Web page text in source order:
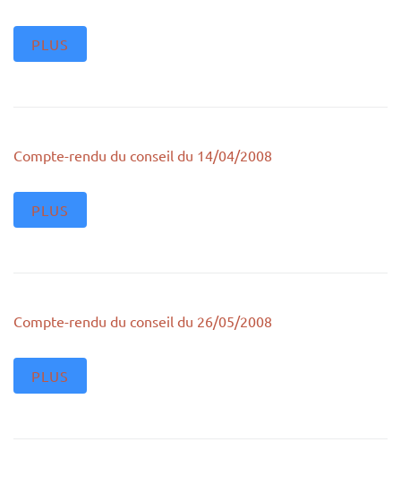
PLUS
Compte-rendu du conseil du 14/04/2008
PLUS
Compte-rendu du conseil du 26/05/2008
PLUS